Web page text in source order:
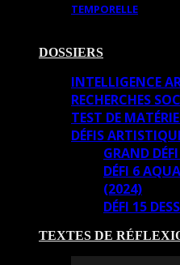
TEMPORELLE
DOSSIERS
INTELLIGENCE
RECHERCHES
TEST DE
DÉFIS
GRAND
DÉFI 6
(2024)
DÉFI 15
TEXTES DE